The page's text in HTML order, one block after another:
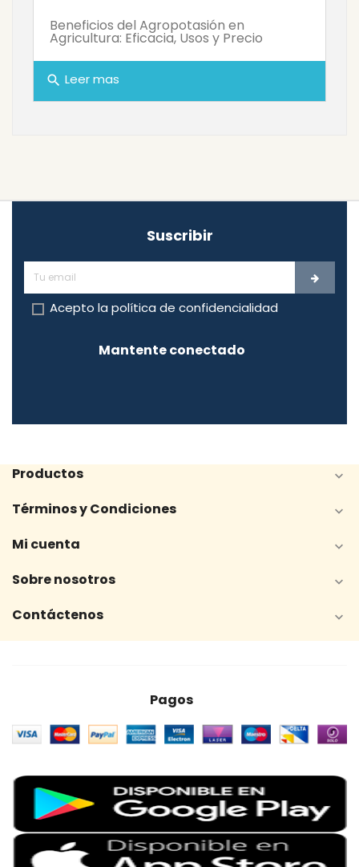
Beneficios del Agropotasión en
Agricultura: Eficacia, Usos y Precio
search Leer mas
Suscribir
Acepto la política de confidencialidad
Mantente conectado
Productos 
Términos y Condiciones 
Mi cuenta 
Sobre nosotros 
Contáctenos 
Pagos